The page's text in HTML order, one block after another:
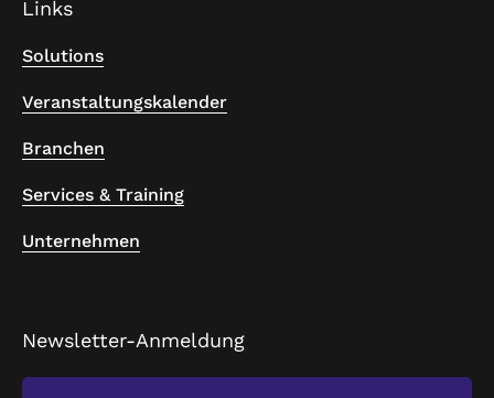
Links
Solutions
Veranstaltungskalender
Branchen
Services & Training
Unternehmen
Newsletter-Anmeldung